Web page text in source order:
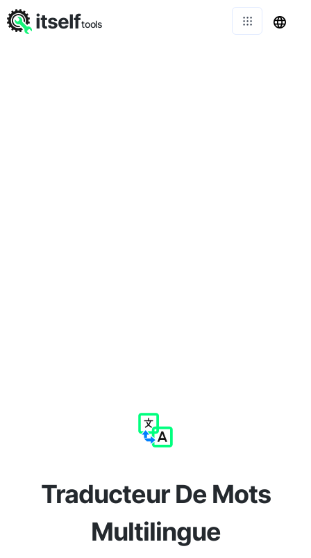
Traducteur De Mots
Multilingue
itselftools